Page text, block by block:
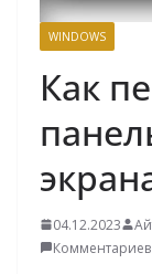
WINDOWS
Как
04.12.2023
Комментариев